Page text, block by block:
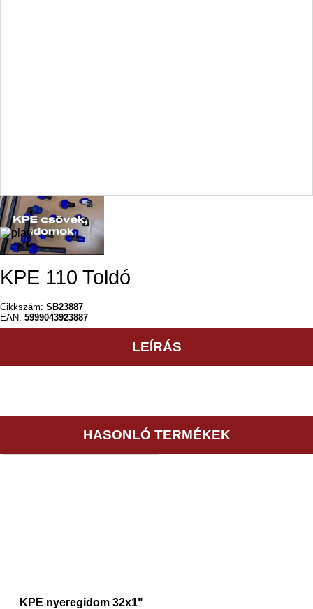
KPE 110 Toldó
Cikkszám: SB23887
EAN: 5999043923887
LEÍRÁS
HASONLÓ TERMÉKEK
KPE nyeregidom 32x1"